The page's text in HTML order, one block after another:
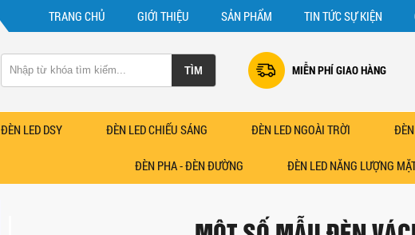
MIỄN PHÍ GIAO HÀNG
TRANG CHỦ GIỚI THIỆU SẢN PHẨM TIN TỨC SỰ KIỆN
ĐÈN LED DSY ĐÈN LED CHIẾU SÁNG ĐÈN LED NGOÀI TRỜI
ĐÈN PHA - ĐÈN ĐƯỜNG ĐÈN LED NĂNG LƯỢNG